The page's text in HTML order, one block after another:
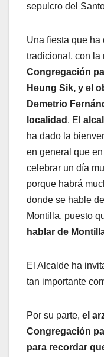
sepulcro del
Una fiesta que
tradicional, con la
Congregación
Heung Sik, y el
Demetrio
localidad . El
ha dado la
en general que
celebrar un día
porque habrá
donde se hable
Montilla, puesto
hablar de
El Alcalde ha
tan importante
Por su parte, el
Congregación
para recordar